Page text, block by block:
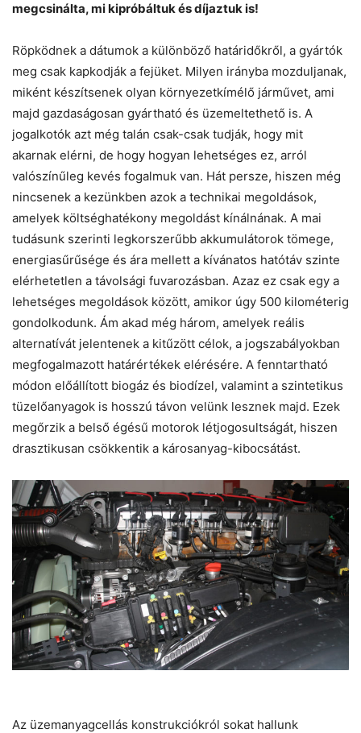
megcsinálta, mi kipróbáltuk és díjaztuk is!
Röpködnek a dátumok a különböző határidőkről, a gyártók
meg csak kapkodják a fejüket. Milyen irányba mozduljanak,
miként készítsenek olyan környezetkímélő járművet, ami
majd gazdaságosan gyártható és üzemeltethető is. A
jogalkotók azt még talán csak-csak tudják, hogy mit
akarnak elérni, de hogy hogyan lehetséges ez, arról
valószínűleg kevés fogalmuk van. Hát persze, hiszen még
nincsenek a kezünkben azok a technikai megoldások,
amelyek költséghatékony megoldást kínálnának. A mai
tudásunk szerinti legkorszerűbb akkumulátorok tömege,
energiasűrűsége és ára mellett a kívánatos hatótáv szinte
elérhetetlen a távolsági fuvarozásban. Azaz ez csak egy a
lehetséges megoldások között, amikor úgy 500 kilométerig
gondolkodunk. Ám akad még három, amelyek reális
alternatívát jelentenek a kitűzött célok, a jogszabályokban
megfogalmazott határértékek elérésére. A fenntartható
módon előállított biogáz és biodízel, valamint a szintetikus
tüzelőanyagok is hosszú távon velünk lesznek majd. Ezek
megőrzik a belső égésű motorok létjogosultságát, hiszen
drasztikusan csökkentik a károsanyag-kibocsátást.
Az üzemanyagcellás konstrukciókról sokat hallunk